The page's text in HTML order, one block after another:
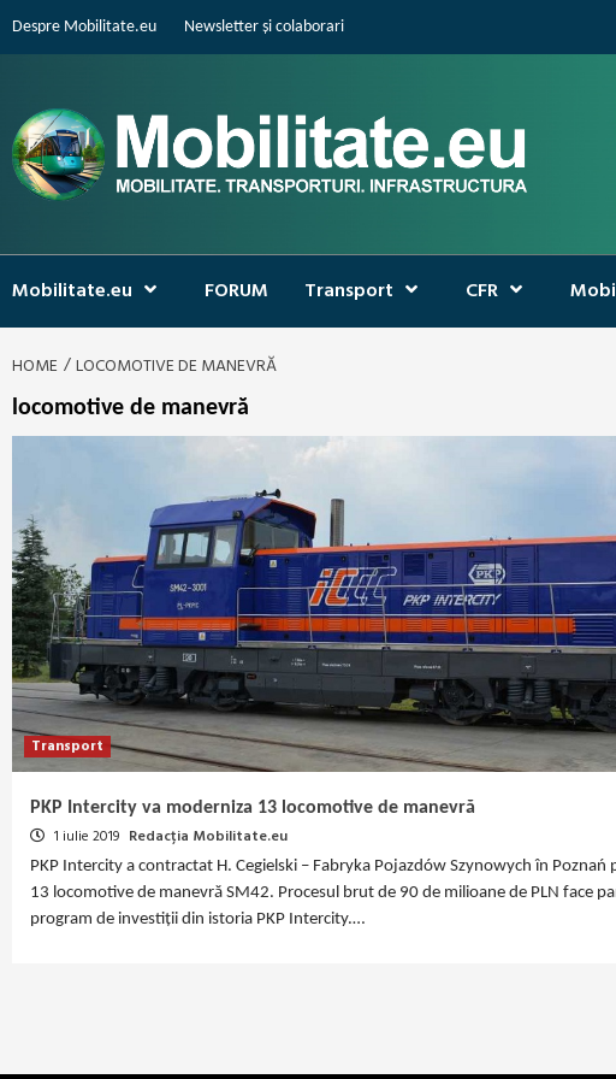
Despre Mobilitate.eu Newsletter și colaborari
Mobilitate.eu FORUM Transport CFR
HOME LOCOMOTIVE DE MANEVRĂ
locomotive de manevră
Transport
PKP Intercity va moderniza 13 locomotive de manevră
1 iulie 2019 Redacția Mobilitate.eu
PKP Intercity a contractat H. Cegielski – Fabryka Pojazdów Szynowych în
13 locomotive de manevră SM42. Procesul brut de 90 de milioane de PLN face
program de investiții din istoria PKP Intercity.…